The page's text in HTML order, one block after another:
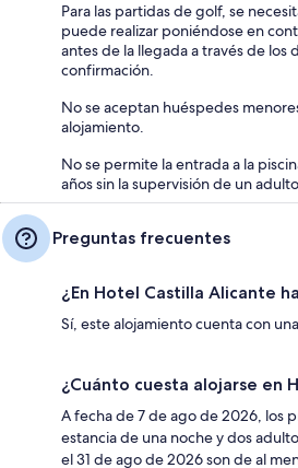
Para las partidas de golf, se
puede realizar poniéndose en
antes de la llegada a través de los
confirmación.
No se aceptan huéspedes
alojamiento.
No se permite la entrada a la
años sin la supervisión de un
Preguntas frecuentes
¿En Hotel Castilla Alicante
Sí, este alojamiento cuenta con
¿Cuánto cuesta alojarse en
A fecha de 7 de ago de 2026, los
estancia de una noche y dos
el 31 de ago de 2026 son de al